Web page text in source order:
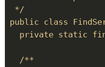
*/
public class
private static
  /**